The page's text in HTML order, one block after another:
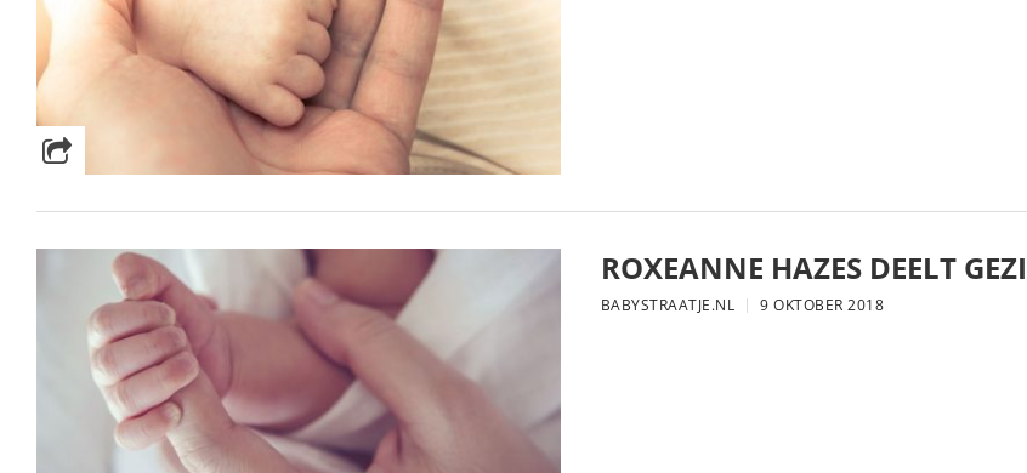
ROXEANNE HAZES DEELT
BABYSTRAATJE.NL 9 OKTOBER 2018